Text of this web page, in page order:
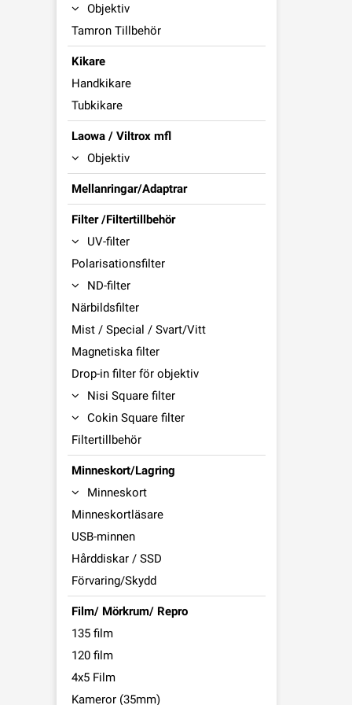
Objektiv
Tamron Tillbehör
Kikare
Handkikare
Tubkikare
Laowa / Viltrox mfl
Objektiv
Mellanringar/Adaptrar
Filter /Filtertillbehör
UV-filter
Polarisationsfilter
ND-filter
Närbildsfilter
Mist / Special / Svart/Vitt
Magnetiska filter
Drop-in filter för objektiv
Nisi Square filter
Cokin Square filter
Filtertillbehör
Minneskort/Lagring
Minneskort
Minneskortläsare
USB-minnen
Hårddiskar / SSD
Förvaring/Skydd
Film/ Mörkrum/ Repro
135 film
120 film
4x5 Film
Kameror (35mm)